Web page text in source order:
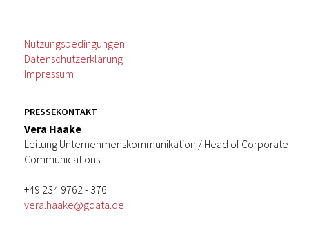
Nutzungsbedingungen
Datenschutzerklärung
Impressum
PRESSEKONTAKT
Vera Haake
Leitung Unternehmenskommunikation / Head of Corporate
Communications
+49 234 9762 - 376
vera.haake@gdata.de